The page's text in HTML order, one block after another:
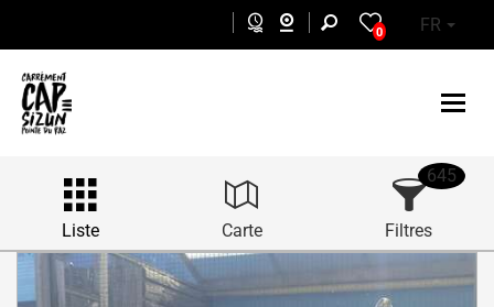
0 FR
Liste Carte Filtres
645